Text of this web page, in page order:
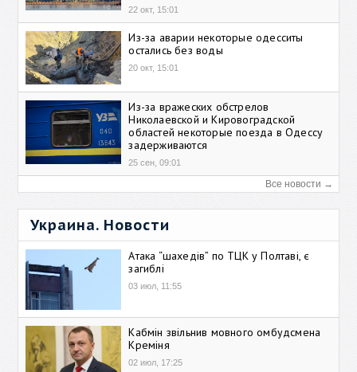
22 окт, 15:01
Из-за аварии некоторые одесситы
остались без воды
20 окт, 15:01
Из-за вражеских обстрелов
Николаевской и Кировоградской
областей некоторые поезда в Одессу
задерживаются
25 сен, 09:01
Все новости →
Украина. Новости
Атака “шахедів” по ТЦК у Полтаві, є
загиблі
03 июл, 11:55
Кабмін звільнив мовного омбудсмена
Креміня
02 июл, 17:25